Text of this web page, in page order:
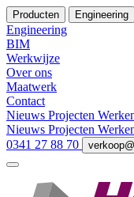
Producten Engineering
Engineering
BIM
Werkwijze
Over ons
Maatwerk
Contact
Nieuws Projecten
Nieuws Projecten
0341 27 88 70